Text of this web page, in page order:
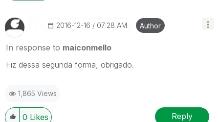
‎2016-12-16 07:28 AM Author
In response to maiconmello
Fiz dessa segunda forma, obrigado.
1,865 Views
0 Likes Reply